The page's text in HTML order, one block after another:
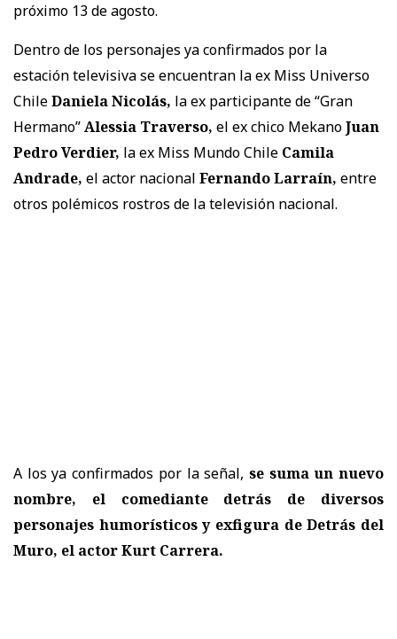
próximo 13 de agosto.
Dentro de los personajes ya confirmados por la
estación televisiva se encuentran la ex Miss Universo
ChileDaniela Nicolás, la ex participante de “Gran
Hermano”Alessia Traverso, el ex chico MekanoJuan
Pedro Verdier, la ex Miss Mundo Chile Camila
Andrade, el actor nacional Fernando Larraín, entre
otros polémicos rostros de la televisión nacional.
A los ya confirmados por la señal, se suma un nuevo
nombre, el comediante detrás de diversos
personajes humorísticos y exfigura de Detrás del
Muro, el actor Kurt Carrera.